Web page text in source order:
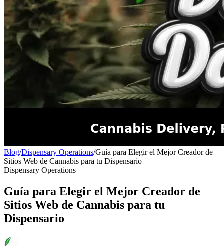
Blog/Dispensary Operations/Guía para Elegir el Mejor Creador de
Sitios Web de Cannabis para tu Dispensario
Dispensary Operations
Guía para Elegir el Mejor Creador de
Sitios Web de Cannabis para tu
Dispensario